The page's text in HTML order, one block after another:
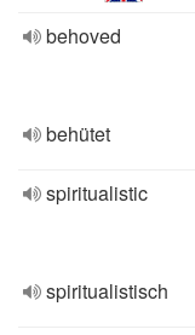
behoved
behütet
spiritualistic
spiritualistisch